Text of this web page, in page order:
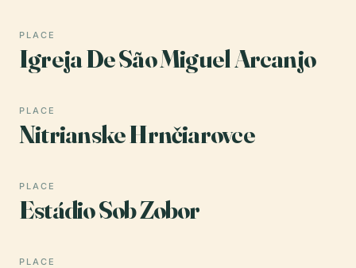
PLACE
Igreja De São Miguel Arcanjo
PLACE
Nitrianske Hrnčiarovce
PLACE
Estádio Sob Zobor
PLACE